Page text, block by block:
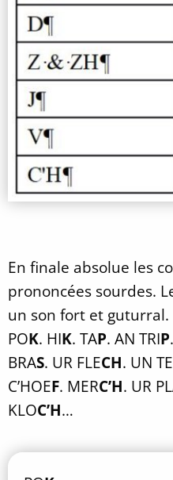
En finale absolue les
prononcées sourdes.
un son fort et guturral.
POK. HIK. TAP. AN TRIP
BRAS. UR FLECH. UN TE
C’HOEF. MERC’H. UR
KLOC’H…